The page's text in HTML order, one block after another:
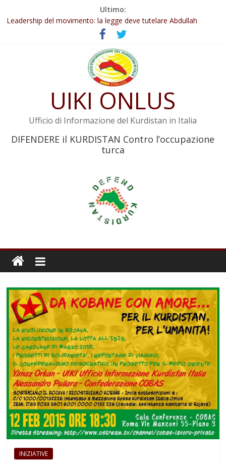
Ultimo:
Abdullah Öcalan: Le legge negativa deve essere trasformata in
legge positiva
Leadership del movimento: la legge deve tutelare Abdullah
Commissione donne del KNK: Şengal è di nuovo sotto minaccia
Non tenere conto della situazione di Rêber Apo ostacolerebbe
Il KNK chiede un’azione internazionale contro i crimini di guerra
UIKI ONLUS
Ufficio di Informazione del Kurdistan in Italia
DIFENDERE il KURDISTAN Contro l’occupazione
turca
INIZIATIVE